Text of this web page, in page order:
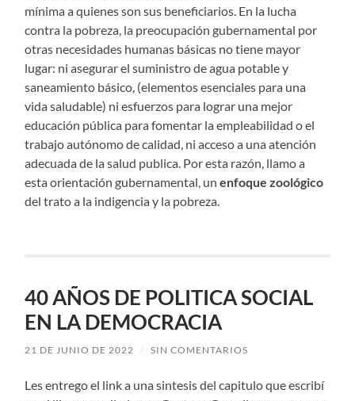
mínima a quienes son sus beneficiarios. En la lucha
contra la pobreza, la preocupación gubernamental por
otras necesidades humanas básicas no tiene mayor
lugar: ni asegurar el suministro de agua potable y
saneamiento básico, (elementos esenciales para una
vida saludable) ni esfuerzos para lograr una mejor
educación pública para fomentar la empleabilidad o el
trabajo autónomo de calidad, ni acceso a una atención
adecuada de la salud publica. Por esta razón, llamo a
esta orientación gubernamental, unenfoque zoológico
del trato a la indigencia y la pobreza.
40 AÑOS DE POLITICA SOCIAL
EN LA DEMOCRACIA
21 DE JUNIO DE 2022 / SIN COMENTARIOS
Les entrego el link a una sintesis del capitulo que escribí